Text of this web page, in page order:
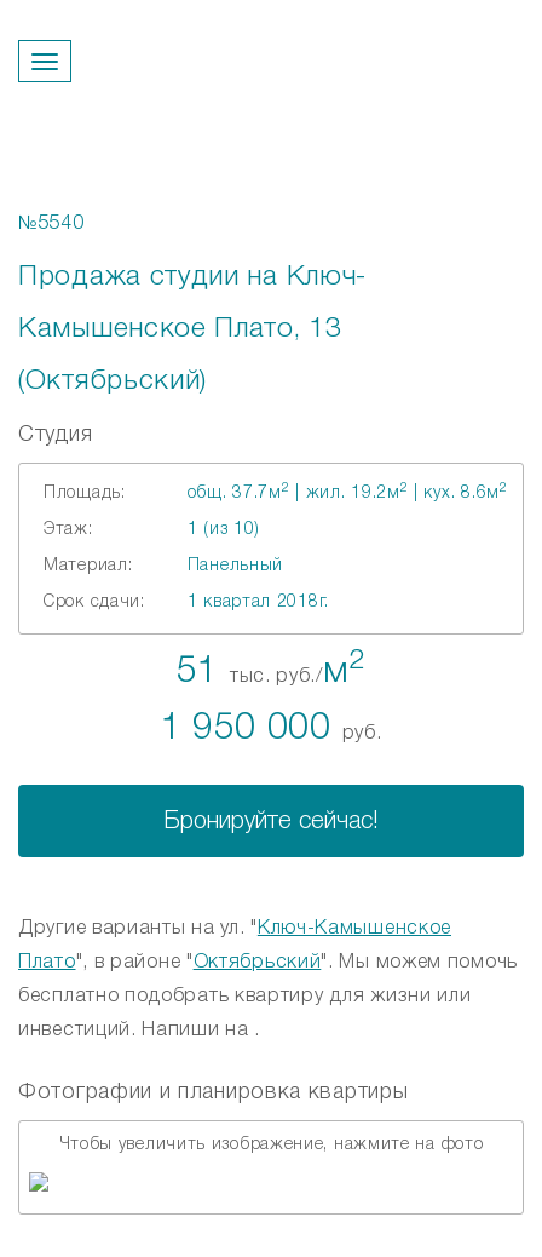
№5540
Продажа студии на Ключ-
Камышенское Плато, 13
(Октябрьский)
Студия
Площадь: общ. 37.7м 2 | жил. 19.2м 2 | кух. 8.6м 2
Этаж: 1 (из 10)
Материал: Панельный
Срок сдачи: 1 квартал 2018г.
51 тыс. руб./м2
1 950 000 руб.
Бронируйте сейчас!
Другие варианты на ул. " Ключ-Камышенское
Плато", в районе " Октябрьский ". Мы можем помочь
бесплатно подобрать квартиру для жизни или
инвестиций. Напиши на .
Фотографии и планировка квартиры
Чтобы увеличить изображение, нажмите на фото